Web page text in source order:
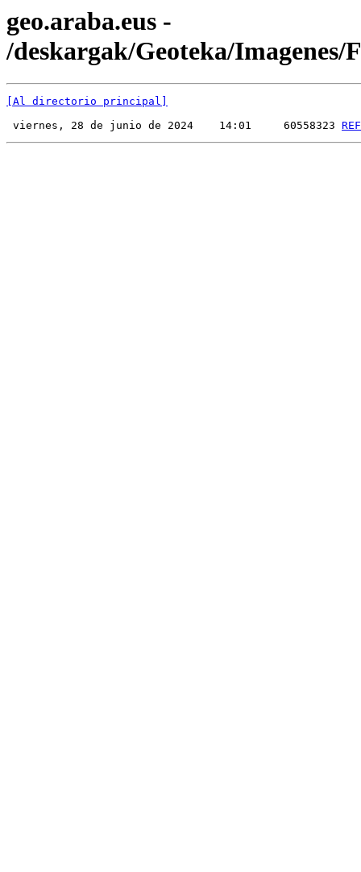
geo.araba.eus -
/deskargak/Geoteka/Imagenes/
[Al directorio principal]
viernes, 28 de junio de 2024    14:01     60558323